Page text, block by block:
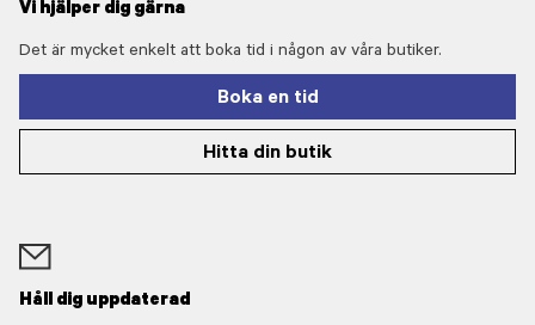
Vi hjälper dig gärna
Det är mycket enkelt att boka tid i någon av våra butiker.
Boka en tid
Hitta din butik
Håll dig uppdaterad